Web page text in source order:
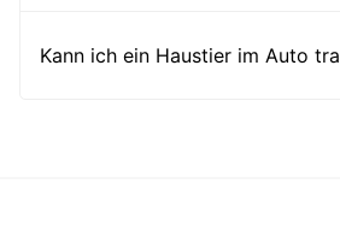
Kann ich ein Haustier im Auto